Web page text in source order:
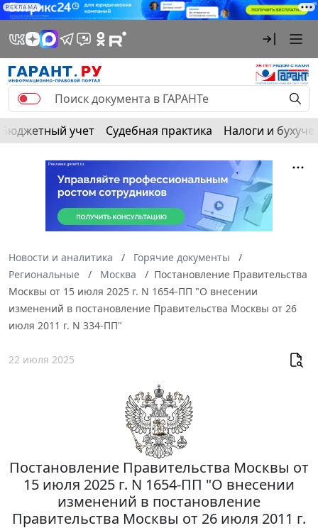
РЕКЛАМА
Бюджетный учет Судебная практика Налоги и
Новости и аналитика
Горячие документы
Региональные
Москва
Постановление Правительства
Москвы от 15 июля 2025 г. N 1654-ПП "О внесении
изменений в постановление Правительства Москвы от 26
июля 2011 г. N 334-ПП"
22 июля 2025
Постановление Правительства Москвы от
15 июля 2025 г. N 1654-ПП "О внесении
изменений в постановление
Правительства Москвы от 26 июля 2011 г.